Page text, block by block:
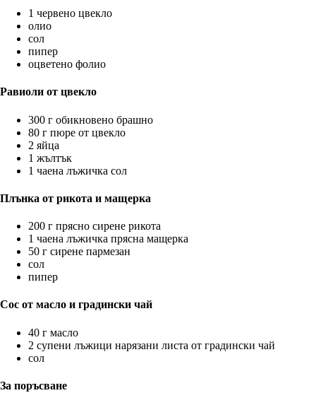
1 червено цвекло
олио
сол
пипер
оцветено фолио
Равиоли от цвекло
300 г обикновено брашно
80 г пюре от цвекло
2 яйца
1 жълтък
1 чаена лъжичка сол
Плънка от рикота и мащерка
200 г прясно сирене рикота
1 чаена лъжичка прясна мащерка
50 г сирене пармезан
сол
пипер
Сос от масло и градински чай
40 г масло
2 супени лъжици нарязани листа от градински чай
сол
За поръсване